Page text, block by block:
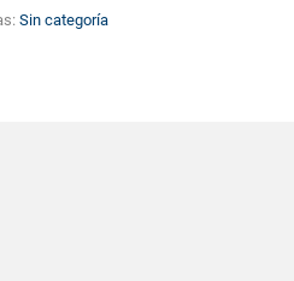
Sin categoría